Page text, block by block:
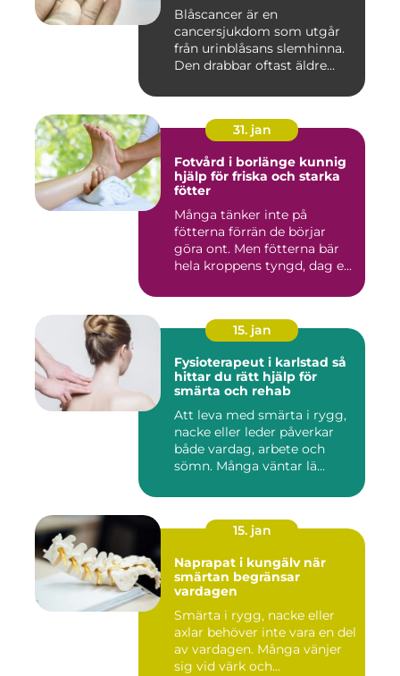
Blåscancer är en
cancersjukdom som utgår
från urinblåsans slemhinna.
Den drabbar oftast äldre
31. jan
Fotvård i borlänge kunnig
hjälp för friska och starka
fötter
Många tänker inte på
fötterna förrän de börjar
göra ont. Men fötterna bär
hela kroppens tyngd, dag e...
15. jan
Fysioterapeut i karlstad så
hittar du rätt hjälp för
smärta och rehab
Att leva med smärta i rygg,
nacke eller leder påverkar
både vardag, arbete och
sömn. Många väntar lä...
15. jan
Naprapat i kungälv när
smärtan begränsar
vardagen
Smärta i rygg, nacke eller
axlar behöver inte vara en del
av vardagen. Många vänjer
sig vid värk och...